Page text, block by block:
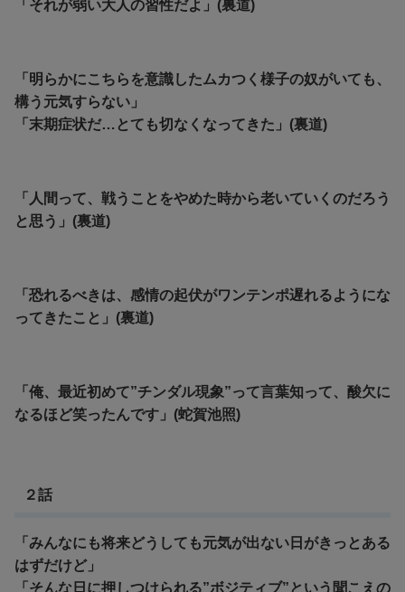
「それが弱い大人の習性だよ」(裏道)
「明らかにこちらを意識したムカつく様子の奴がいても、
構う元気すらない」
「末期症状だ…とても切なくなってきた」(裏道)
「人間って、戦うことをやめた時から老いていくのだろう
と思う」(裏道)
「恐れるべきは、感情の起伏がワンテンポ遅れるようにな
ってきたこと」(裏道)
「俺、最近初めて”チンダル現象”って言葉知って、酸欠に
なるほど笑ったんです」(蛇賀池照)
２話
「みんなにも将来どうしても元気が出ない日がきっとある
はずだけど」
「そんな日に押しつけられる”ボジティブ”という聞こえの